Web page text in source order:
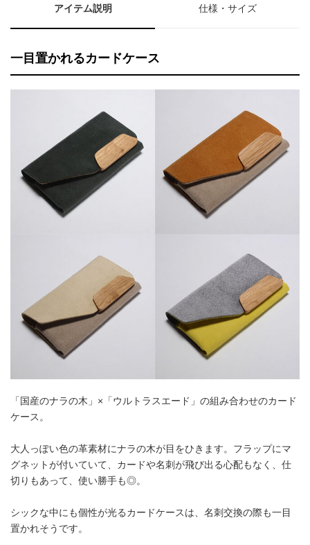
アイテム説明 仕様・サイズ
一目置かれるカードケース
「国産のナラの木」×「ウルトラスエード」の組み合わせのカード
ケース。
大人っぽい色の革素材にナラの木が目をひきます。フラップにマ
グネットが付いていて、カードや名刺が飛び出る心配もなく、仕
切りもあって、使い勝手も◎。
シックな中にも個性が光るカードケースは、名刺交換の際も一目
置かれそうです。